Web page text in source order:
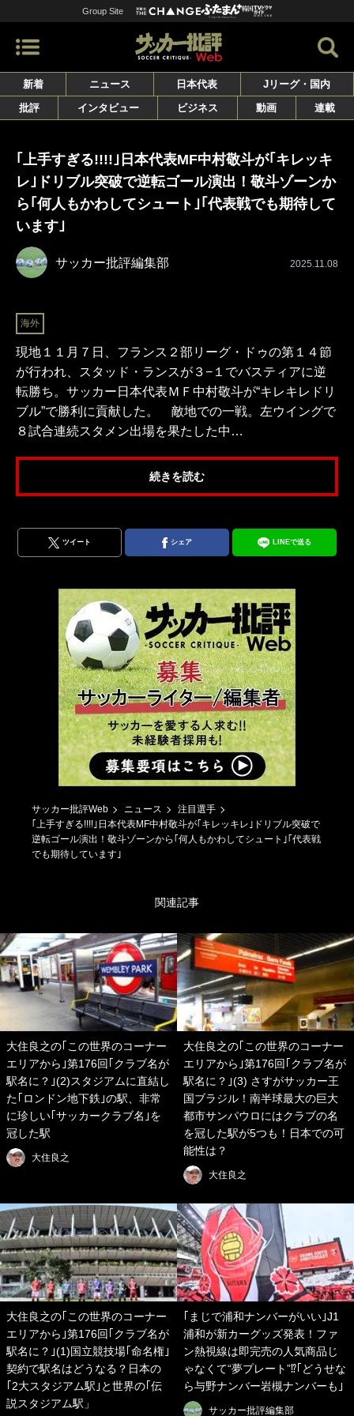
Group Site
新着 ニュース 日本代表
Jリーグ・国内
批評
インタビュー ビジネス 動画 連載
｢上手すぎる!!!!｣日本代表MF中村敬斗が｢キレッキ
レ｣ドリブル突破で逆転ゴール演出！敬斗ゾーンか
ら｢何人もかわしてシュート｣｢代表戦でも期待して
います｣
サッカー批評編集部 2025.11.08
海外
現地１１月７日、フランス２部リーグ・ドゥの第１４節
が行われ、スタッド・ランスが３−１でバスティアに逆
転勝ち。サッカー日本代表ＭＦ中村敬斗が“キレキレドリ
ブル”で勝利に貢献した。 敵地での一戦。左ウイングで
８試合連続スタメン出場を果たした中…
続きを読む
ツイート シェア LINEで送る
サッカー批評Web ニュース
注目選手
｢上手すぎる!!!!｣日本代表MF中村敬斗が｢キレッキレ｣ドリブル突破で
逆転ゴール演出！敬斗ゾーンから｢何人もかわしてシュート｣｢代表戦
でも期待しています｣
関連記事
大住良之の｢この世界のコーナー
エリアから｣第176回｢クラブ名が
駅名に？｣(2)スタジアムに直結し
た｢ロンドン地下鉄｣の駅、非常
に珍しい｢サッカークラブ名｣を
冠した駅
大住良之
大住良之の｢この世界のコーナー
エリアから｣第176回｢クラブ名が
駅名に？｣(3) さすがサッカー王
国ブラジル！南半球最大の巨大
都市サンパウロにはクラブの名
を冠した駅が5つも！日本での可
能性は？
大住良之
大住良之の｢この世界のコーナー
エリアから｣第176回｢クラブ名が
駅名に？｣(1)国立競技場｢命名権｣
契約で駅名はどうなる？日本の
｢2大スタジアム駅｣と世界の｢伝
説スタジアム駅」
｢まじで浦和ナンバーがいい｣J1
浦和が新カーグッズ発表！ファ
ン熱視線は即完売の人気商品じ
ゃなくて“夢プレート”⁉｢どうせな
ら与野ナンバー岩槻ナンバーも｣
サッカー批評編集部